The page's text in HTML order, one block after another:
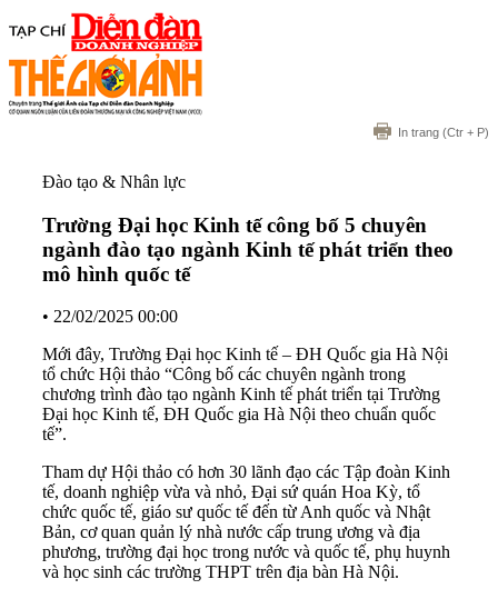
In trang (Ctr + P)
Đào tạo & Nhân lực
Trường Đại học Kinh tế công bố 5 chuyên
ngành đào tạo ngành Kinh tế phát triển theo
mô hình quốc tế
• 22/02/2025 00:00
Mới đây, Trường Đại học Kinh tế – ĐH Quốc gia Hà Nội
tổ chức Hội thảo “Công bố các chuyên ngành trong
chương trình đào tạo ngành Kinh tế phát triển tại Trường
Đại học Kinh tế, ĐH Quốc gia Hà Nội theo chuẩn quốc
tế”.
Tham dự Hội thảo có hơn 30 lãnh đạo các Tập đoàn Kinh
tế, doanh nghiệp vừa và nhỏ, Đại sứ quán Hoa Kỳ, tổ
chức quốc tế, giáo sư quốc tế đến từ Anh quốc và Nhật
Bản, cơ quan quản lý nhà nước cấp trung ương và địa
phương, trường đại học trong nước và quốc tế, phụ huynh
và học sinh các trường THPT trên địa bàn Hà Nội.